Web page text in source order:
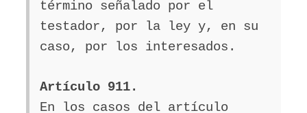
término señalado por el
testador, por la ley y, en su
caso, por los interesados.
Artículo 911.
En los casos del artículo